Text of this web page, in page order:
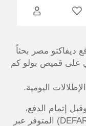
ديفاكتو مصر بحثاً
على قميص بولو كم
اليومية.
مصري، وقبل إتمام الدفع،
قررت استخدام كود خصم ديفاكتو (DEFAR21) المتوفر عبر